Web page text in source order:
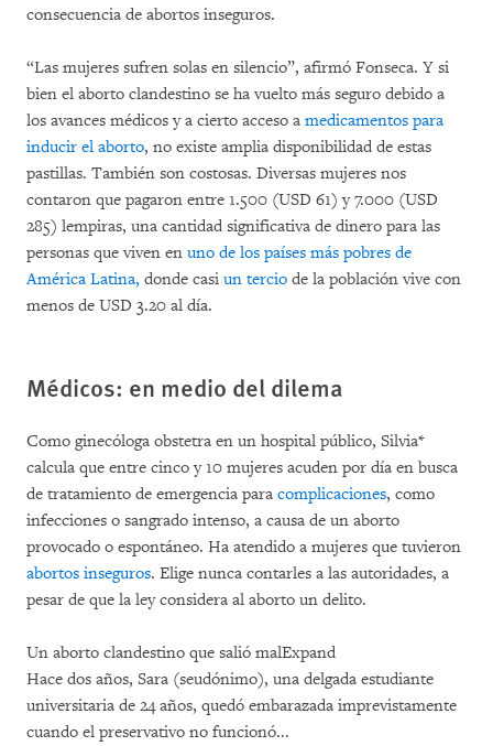
consecuencia de abortos inseguros.
“Las mujeres sufren solas en silencio”, afirmó Fonseca. Y si
bien el aborto clandestino se ha vuelto más seguro debido a
los avances médicos y a cierto acceso a medicamentos para
inducir el aborto, no existe amplia disponibilidad de estas
pastillas. También son costosas. Diversas mujeres nos
contaron que pagaron entre 1.500 (USD 61) y 7.000 (USD
285) lempiras, una cantidad significativa de dinero para las
personas que viven en uno de los países más pobres de
América Latina, donde casi un tercio de la población vive con
menos de USD 3.20 al día.
Médicos: en medio del dilema
Como ginecóloga obstetra en un hospital público, Silvia*
calcula que entre cinco y 10 mujeres acuden por día en busca
de tratamiento de emergencia para complicaciones, como
infecciones o sangrado intenso, a causa de un aborto
provocado o espontáneo. Ha atendido a mujeres que tuvieron
abortos inseguros. Elige nunca contarles a las autoridades, a
pesar de que la ley considera al aborto un delito.
Un aborto clandestino que salió malExpand
Hace dos años, Sara (seudónimo), una delgada estudiante
universitaria de 24 años, quedó embarazada imprevistamente
cuando el preservativo no funcionó...